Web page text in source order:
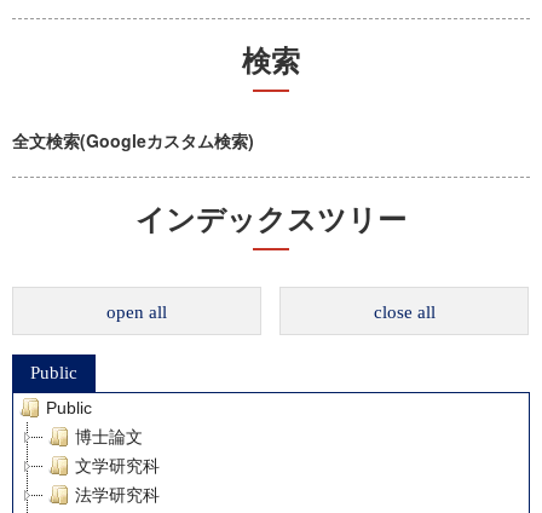
検索
全文検索(Googleカスタム検索)
インデックスツリー
open all close all
Public
Public
博士論文
文学研究科
法学研究科